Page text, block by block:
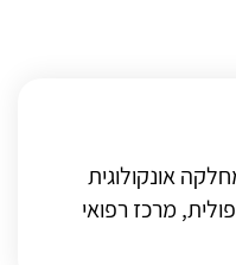
אונקולוגית
מרכז רפואי